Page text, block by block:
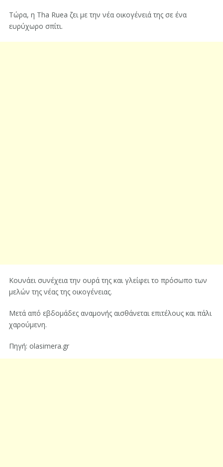
Τώρα, η Tha Ruea ζει με την νέα οικογένειά της σε ένα
ευρύχωρο σπίτι.
Κουνάει συνέχεια την ουρά της και γλείφει το πρόσωπο των
μελών της νέας της οικογένειας.
Μετά από εβδομάδες αναμονής αισθάνεται επιτέλους και πάλι
χαρούμενη.
Πηγή: olasimera.gr